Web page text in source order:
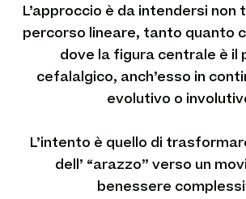
L’approccio è da intendersi non
percorso lineare, tanto quanto
dove la figura centrale è il
cefalalgico, anch’esso in
evolutivo o
L’intento è quello di
dell’ “arazzo” verso un
benessere